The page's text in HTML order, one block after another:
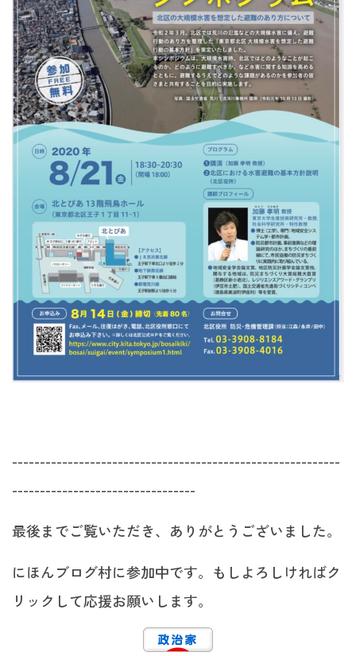
-----------------------------------------------------------
---------------------------------
最後までご覧いただき、ありがとうございました。
にほんブログ村に参加中です。もしよろしければク
リックして応援お願いします。